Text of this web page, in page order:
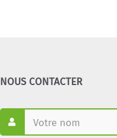
NOUS CONTACTER